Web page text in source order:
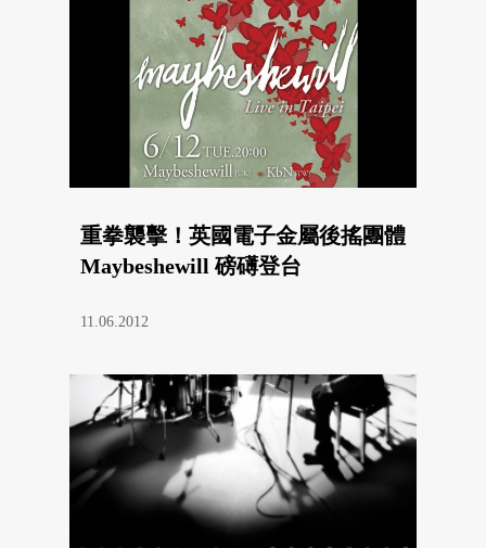
重拳襲擊！英國電子金屬後搖團體
Maybeshewill 磅礡登台
11.06.2012